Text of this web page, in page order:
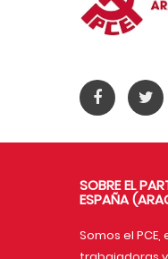
SOBRE EL
ESPAÑA
Somos el